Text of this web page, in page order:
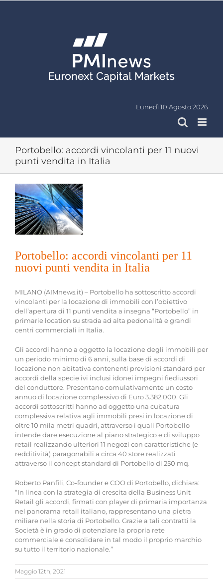
Lunedì 10 Agosto 2026
Portobello: accordi vincolanti per 11 nuovi
punti vendita in Italia
Ingrandisci
immagine
Portobello: accordi vincolanti per 11
nuovi punti vendita in Italia
MILANO (AIMnews.it) – Portobello ha sottoscritto accordi
vincolanti per la locazione di immobili con l’obiettivo
dell’apertura di 11 punti vendita a insegna “Portobello” in
primarie location su strada ad alta pedonalità e grandi
centri commerciali in Italia.
Gli accordi hanno a oggetto la locazione degli immobili per
un periodo minimo di 6 anni, sulla base di accordi di
locazione non abitativa contenenti previsioni standard per
accordi della specie ivi inclusi idonei impegni fiediussori
del conduttore. Presentano comulativamente un costo
annuo di locazione complessivo di Euro 3.382.000. Gli
accordi sottoscritti hanno ad oggetto una cubatura
complessiva relativa agli immobili presi in locazione di
oltre 10 mila metri quadri, attraverso i quali Portobello
intende dare esecuzione al piano strategico e di sviluppo
retail realizzando ulteriori 11 negozi con caratteristiche (e
redditività) paragonabili a circa 40 store realizzati
attraverso il concept standard di Portobello di 250 mq.
Roberto Panfili, Co-founder e COO di Portobello, dichiara:
“In linea con la strategia di crescita della Business Unit
Retail gli accordi, firmati con player di primaria importanza
nel panorama retail italiano, rappresentano una pietra
miliare nella storia di Portobello. Grazie a tali contratti la
Società è in grado di potenziare la propria rete
commerciale e consolidare in tal modo il proprio marchio
su tutto il territorio nazionale.”
Maggio 12th, 2021